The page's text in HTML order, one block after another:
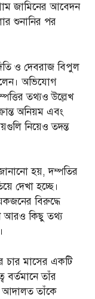
জামিনের আবেদন
শুনানির পর
ও দেবরাজ বিপুল
অভিযোগ
তথ্যও উল্লেখ
অনিয়ম এবং
নিয়েও তদন্ত
হয়, দম্পতির
দেখা হচ্ছে।
বিরুদ্ধে
আরও কিছু তথ্য
চার মাসের একটি
বর্তমানে তাঁর
আদালত তাঁকে